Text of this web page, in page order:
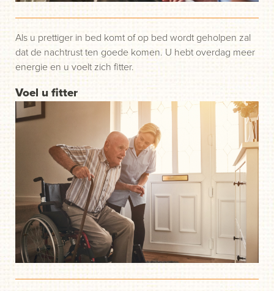
Voel u fitter
Als u prettiger in bed komt of op bed wordt geholpen zal
dat de nachtrust ten goede komen. U hebt overdag meer
energie en u voelt zich fitter.